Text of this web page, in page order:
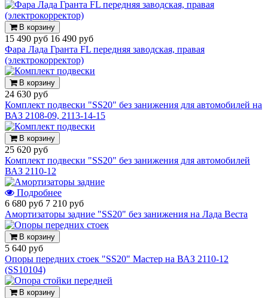
В корзину
15 490 руб 16 490 руб
Фара Лада Гранта FL передняя заводская, правая
(электрокорректор)
В корзину
24 630 руб
Комплект подвески "SS20" без занижения для автомобилей на
ВАЗ 2108-09, 2113-14-15
В корзину
25 620 руб
Комплект подвески "SS20" без занижения для автомобилей
ВАЗ 2110-12
Подробнее
6 680 руб 7 210 руб
Амортизаторы задние "SS20" без занижения на Лада Веста
В корзину
5 640 руб
Опоры передних стоек "SS20" Мастер на ВАЗ 2110-12
(SS10104)
В корзину